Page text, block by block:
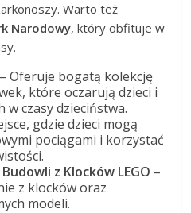
Warto też
Narodowy, który obfituje w
– Oferuje bogatą kolekcję
które oczarują dzieci i
w czasy dzieciństwa.
gdzie dzieci mogą
pociągami i korzystać
z Klocków LEGO –
z klocków oraz
modeli.